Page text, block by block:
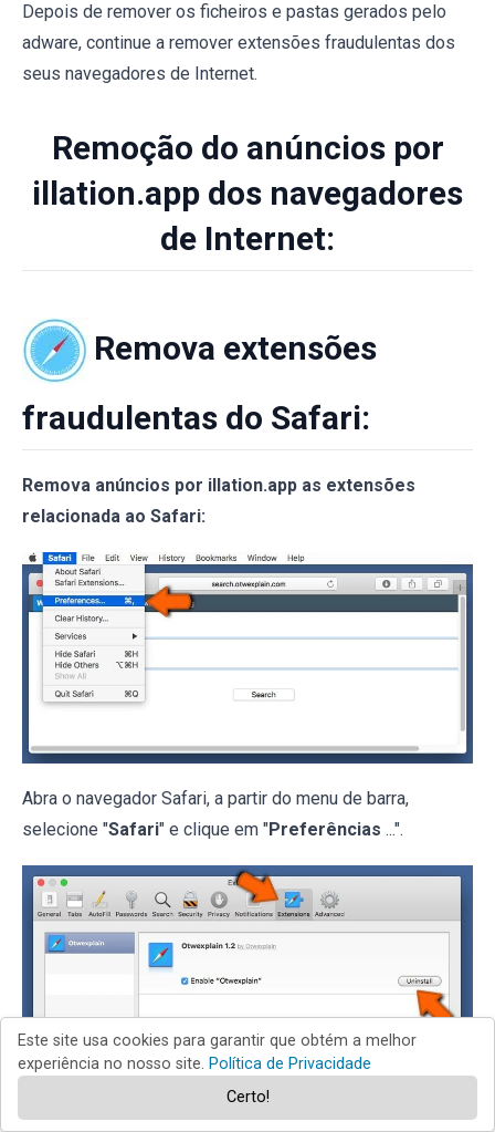
Depois de remover os ficheiros e pastas gerados pelo
adware, continue a remover extensões fraudulentas dos
seus navegadores de Internet.
Remoção do anúncios por
illation.app dos navegadores
de Internet:
Remova extensões
fraudulentas do Safari:
Remova anúncios por illation.app as extensões
relacionada ao Safari:
Abra o navegador Safari, a partir do menu de barra,
selecione "Safari" e clique em "Preferências ...".
Este site usa cookies para garantir que obtém a melhor
experiência no nosso site. Política de Privacidade
Certo!